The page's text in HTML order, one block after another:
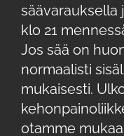
säävarauksella
klo 21
Jos sää on
normaalisti
mukaisesti.
otamme